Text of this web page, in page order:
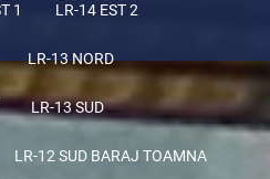
1 LR-14 EST 2
LR-13 NORD
LR-13 SUD
LR-12 SUD BARAJ TOAMNA